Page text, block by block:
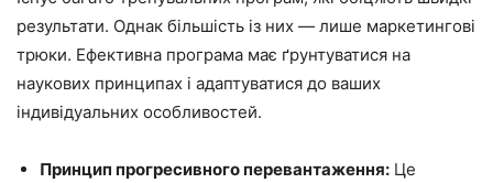
результати. Однак більшість із них — лише маркетингові
трюки. Ефективна програма має ґрунтуватися на
наукових принципах і адаптуватися до ваших
індивідуальних особливостей.
Принцип прогресивного перевантаження: Це